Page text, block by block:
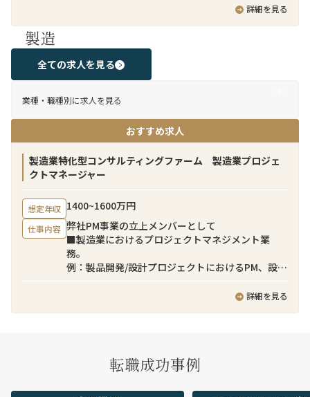
方、本ポジションにご応募いただく方には日本企
業クライアントとのコミュニケーション（案件の
ントロール、インドネシアチームの成果物説明、
買い手意向の汲み取り等）を担当していただきま
す。クライアントとは日本語でコミュニケーショ
ンを取りつつ、チームメンバーとは英語でクライ
アントの意向を伝えつつ、チーム一体でクロスボ
ーダーM&A案件をリードしてすることを期待して
募集背景
近年、日本企業による海外事業強化は経営の優先
ームにおいても常時数十件のパイプラインが進行
しています。日本企業のクロスボーダーM&Aを支
援するためには、意思決定プロセスや期待される
コミュニケーションスタイルなど、日本企業特有
のビジネス慣習への深い理解が不可欠です。弊社
では日本企業へのM&Aアドバイザリーあるいは買
をリードできるディレクター・マネジャーレベル
の人材を新たに迎え入れ、日本企業支援体制の強
業務の魅力
■ M&A案件全体をリードできる実務経験
アプリケーション開発技術者として、お客様のニ
（AWS、Azure、OCI、GCPなど）上で、実施す
る。
②政府情報システムのクラウド活用を推進するた
サービス上に、社会基盤を支える新たな省庁横断
のデジタルサービス（SaaS)をアプリケーション開
発技術者として、アジャイル開発等を駆使して、ア
ジリティ高く開発・提供する。
新サービス例：行政機関への手数料等の国庫金
納付をキャッシュレスで決済できるサービス
くみ」や「価値」を創造し、より豊かで調和のと
・アプリケーションスペシャリストとして、ビジ
ネス構想・検討段階から関わり、様々なシステ
ム・サービスを組み合わせることで、デジタル・
ガバメントの実現、社会基盤となるデジタルサー
・社内の技術専門チーム、APアーキテクトメン
バ、システム基盤技術者等と協業することにより
学び、スキルを向上させることができる
詳細を見る
製造
全ての求人を見る
業種・職種別に求人を見る
おすすめ求人
製造業特化型コンサルティングファーム 製造業プロジェ
クトマネージャー
想定年収 1400~1600万円
仕事内容 弊社PM事業の立上メンバーとして
■製造業におけるプロジェクトマネジメント業
務。
例：製品開発/設計プロジェクトにおけるPM、設備
詳細を見る
転職成功事例